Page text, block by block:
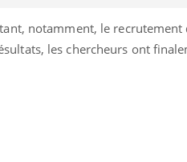
notamment, le recrutement
les chercheurs ont